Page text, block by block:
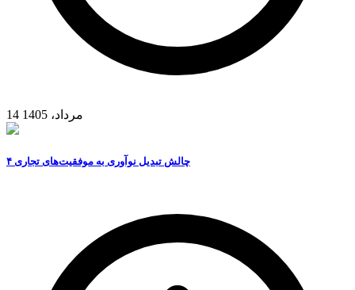
14 مرداد، 1405
۴ چالش تبدیل نوآوری به موفقیت‌های تجاری